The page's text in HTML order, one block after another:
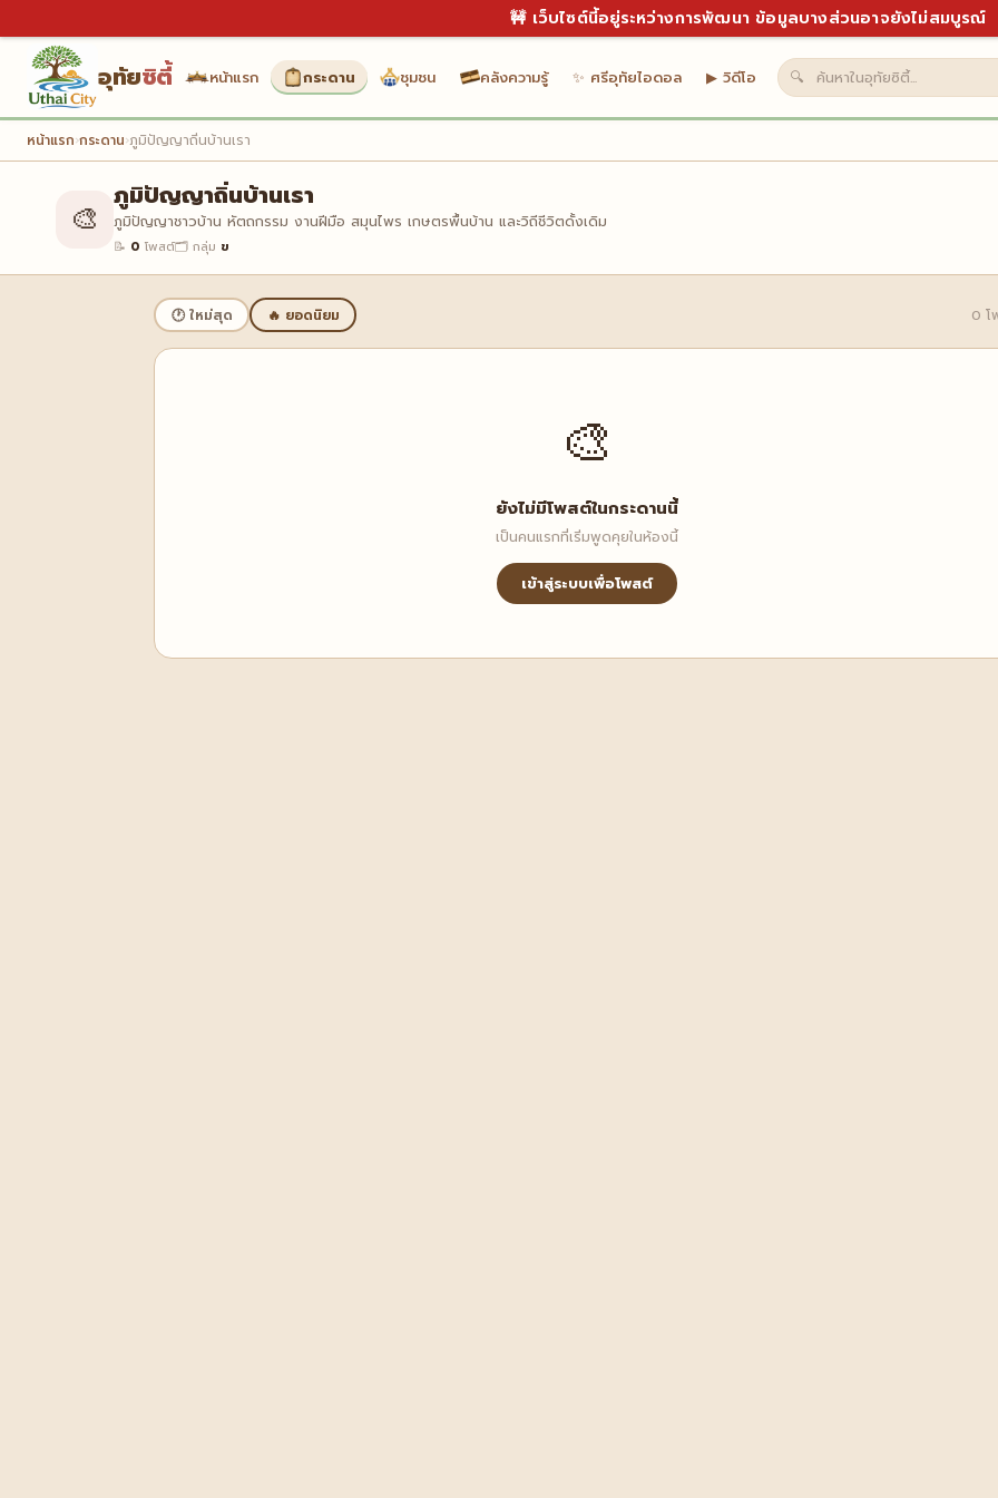
🚧 เว็บไซต์นี้อยู่ระหว่างการพัฒนา ข้อมูลบางส่วนอาจยังไม่สมบูรณ์
อุทัยซิตี้ หน้าแรก กระดาน ชุมชน คลังความรู้ ✨ ศรีอุทัยไอดอล ▶ วิดีโอ 🔍
หน้าแรก›กระดาน›ภูมิปัญญาถิ่นบ้านเรา
🎨
ภูมิปัญญาถิ่นบ้านเรา
ภูมิปัญญาชาวบ้าน หัตถกรรม งานฝีมือ สมุนไพร เกษตรพื้นบ้าน และวิถีชีวิตดั้งเดิม
📝 0 โพสต์🗂️ กลุ่ม ข
🕐 ใหม่สุด 🔥 ยอดนิยม 0 โ
🎨
ยังไม่มีโพสต์ในกระดานนี้
เป็นคนแรกที่เริ่มพูดคุยในห้องนี้
เข้าสู่ระบบเพื่อโพสต์